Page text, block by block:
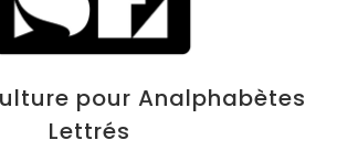
pour Analphabètes
Lettrés